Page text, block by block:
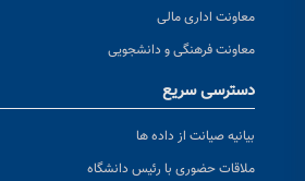
معاونت اداری مالی
معاونت فرهنگی و دانشجویی
دسترسی سریع
بیانیه صیانت از داده ها
ملاقات حضوری با رئیس دانشگاه